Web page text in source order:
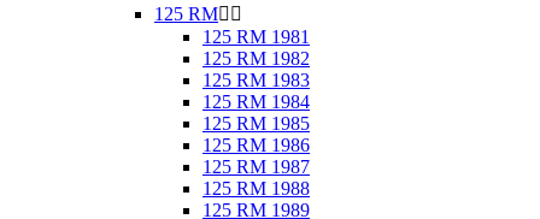
125 RM 
125 RM 1981
125 RM 1982
125 RM 1983
125 RM 1984
125 RM 1985
125 RM 1986
125 RM 1987
125 RM 1988
125 RM 1989